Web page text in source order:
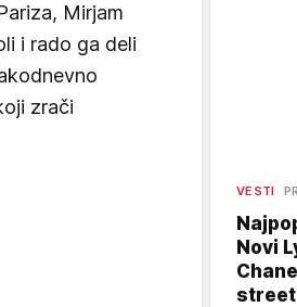
Mirjam
i rado ga deli
zrači
VESTI
Novi